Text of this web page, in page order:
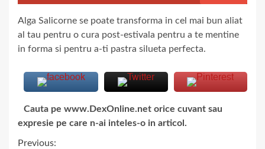
Alga Salicorne se poate transforma in cel mai bun aliat
al tau pentru o cura post-estivala pentru a te mentine
in forma si pentru a-ti pastra silueta perfecta.
Cauta pe www.DexOnline.net orice cuvant sau
expresie pe care n-ai inteles-o in articol.
Previous: